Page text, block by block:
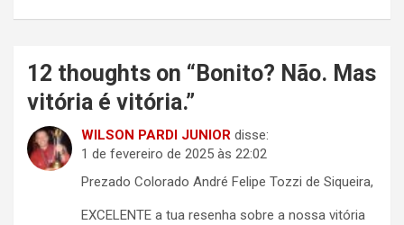
12 thoughts on “ Bonito? Não. Mas
vitória é vitória.”
WILSON PARDI JUNIOR disse:
1 de fevereiro de 2025 às 22:02
Prezado Colorado André Felipe Tozzi de Siqueira,
EXCELENTE a tua resenha sobre a nossa vitória